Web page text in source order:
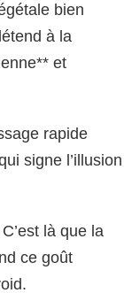
bien
à la
et
rapide
signe l’illusion
là que la
ce goût